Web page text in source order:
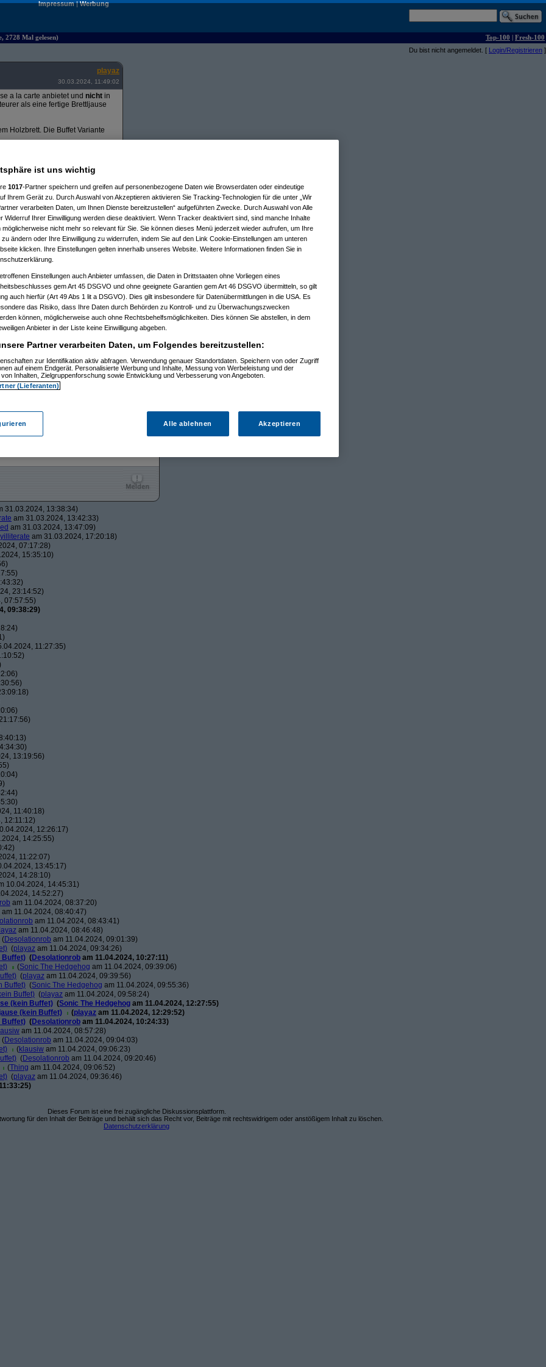
Impressum|Werbung
2728 Mal gelesen) Top-100 | Fresh-100
Du bist nicht angemeldet. [ Login/Registrieren ]
playaz
30.03.2024, 11:49:02
a la carte anbietet und nicht in
als eine fertige Brettljause
Holzbrett. Die Buffet Variante
15:27:12)
30.03.2024, 15:31:50)
20:13:18)
20:14:18)
20:31:18)
10:54:13)
14:57:05)
16:30:09)
00:19:56)
am 01.04.2024, 13:43:40)
31.03.2024, 13:38:34)
am 31.03.2024, 13:42:33)
am 31.03.2024, 13:47:09)
am 31.03.2024, 17:20:18)
07:17:28)
15:35:10)
23:14:52)
07:57:55)
09:38:29)
11:27:35)
13:19:56)
11:40:18)
12:11:12)
12:26:17)
14:25:55)
11:22:07)
13:45:17)
14:28:10)
10.04.2024, 14:45:31)
14:52:27)
am 11.04.2024, 08:37:20)
am 11.04.2024, 08:40:47)
am 11.04.2024, 08:43:41)
am 11.04.2024, 08:46:48)
(Desolationrob am 11.04.2024, 09:01:39)
(playaz am 11.04.2024, 09:34:26)
Buffet) (Desolationrob am 11.04.2024, 10:27:11)
(Sonic The Hedgehog am 11.04.2024, 09:39:06)
(playaz am 11.04.2024, 09:39:56)
Buffet) (Sonic The Hedgehog am 11.04.2024, 09:55:36)
Buffet) (playaz am 11.04.2024, 09:58:24)
(kein Buffet) (Sonic The Hedgehog am 11.04.2024, 12:27:55)
(kein Buffet)
(playaz am 11.04.2024, 12:29:52)
Buffet) (Desolationrob am 11.04.2024, 10:24:33)
am 11.04.2024, 08:57:28)
(Desolationrob am 11.04.2024, 09:04:03)
(klausiw am 11.04.2024, 09:06:23)
(Desolationrob am 11.04.2024, 09:20:46)
(Thing am 11.04.2024, 09:06:52)
(playaz am 11.04.2024, 09:36:46)
Dieses Forum ist eine frei zugängliche Diskussionsplattform.
für den Inhalt der Beiträge und behält sich das Recht vor, Beiträge mit rechtswidrigem oder anstößigem Inhalt zu löschen.
Datenschutzerklärung
ist uns wichtig
1017-Partner speichern und greifen auf personenbezogene Daten wie Browserdaten oder eindeutige
Ihrem Gerät zu. Durch Auswahl von Akzeptieren aktivieren Sie Tracking-Technologien für die unter „Wir
verarbeiten Daten, um Ihnen Dienste bereitzustellen“ aufgeführten Zwecke. Durch Auswahl von Alle
Widerruf Ihrer Einwilligung werden diese deaktiviert. Wenn Tracker deaktiviert sind, sind manche Inhalte
möglicherweise nicht mehr so relevant für Sie. Sie können dieses Menü jederzeit wieder aufrufen, um Ihre
zu ändern oder Ihre Einwilligung zu widerrufen, indem Sie auf den Link Cookie-Einstellungen am unteren
klicken. Ihre Einstellungen gelten innerhalb unseres Website. Weitere Informationen finden Sie in
Einstellungen auch Anbieter umfassen, die Daten in Drittstaaten ohne Vorliegen eines
gem Art 45 DSGVO und ohne geeignete Garantien gem Art 46 DSGVO übermitteln, so gilt
auch hierfür (Art 49 Abs 1 lit a DSGVO). Dies gilt insbesondere für Datenübermittlungen in die USA. Es
das Risiko, dass Ihre Daten durch Behörden zu Kontroll- und zu Überwachungszwecken
können, möglicherweise auch ohne Rechtsbehelfsmöglichkeiten. Dies können Sie abstellen, in dem
Anbieter in der Liste keine Einwilligung abgeben.
Partner verarbeiten Daten, um Folgendes bereitzustellen:
zur Identifikation aktiv abfragen. Verwendung genauer Standortdaten. Speichern von oder Zugriff
auf einem Endgerät. Personalisierte Werbung und Inhalte, Messung von Werbeleistung und der
Inhalten, Zielgruppenforschung sowie Entwicklung und Verbesserung von Angeboten.
(Lieferanten)
Alle ablehnen Akzeptieren